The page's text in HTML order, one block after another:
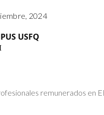
2024
USFQ
remunerados en